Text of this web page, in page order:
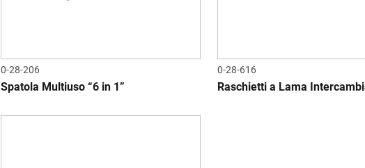
0-28-206
Spatola Multiuso “6 in 1”
0-28-616
Raschietti a Lama